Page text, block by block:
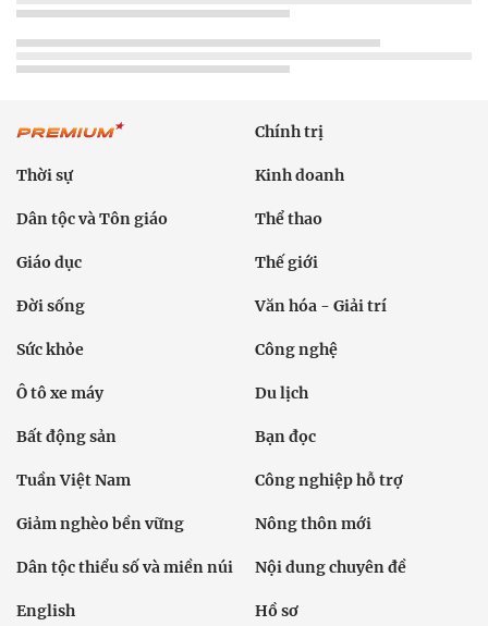
Chính trị
Thời sự Kinh doanh
Dân tộc và Tôn giáo Thể thao
Giáo dục Thế giới
Đời sống Văn hóa - Giải trí
Sức khỏe Công nghệ
Ô tô xe máy Du lịch
Bất động sản Bạn đọc
Tuần Việt Nam Công nghiệp hỗ trợ
Giảm nghèo bền vững Nông thôn mới
Dân tộc thiểu số và miền núi Nội dung chuyên đề
English Hồ sơ